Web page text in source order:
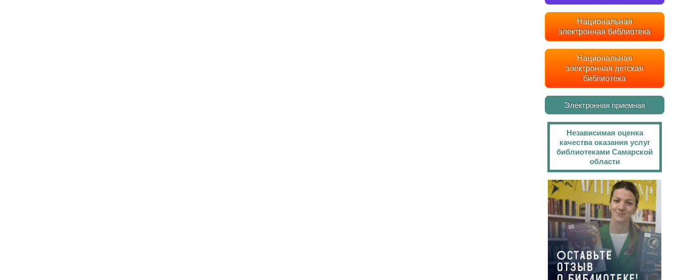
Национальная
электронная библиотека
Национальная
электронная детская
библиотека
Электронная приемная
Независимая оценка
качества оказания услуг
библиотеками Самарской
области